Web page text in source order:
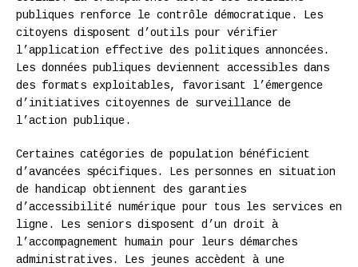
publiques renforce le contrôle démocratique. Les
citoyens disposent d’outils pour vérifier
l’application effective des politiques annoncées.
Les données publiques deviennent accessibles dans
des formats exploitables, favorisant l’émergence
d’initiatives citoyennes de surveillance de
l’action publique.
Certaines catégories de population bénéficient
d’avancées spécifiques. Les personnes en situation
de handicap obtiennent des garanties
d’accessibilité numérique pour tous les services en
ligne. Les seniors disposent d’un droit à
l’accompagnement humain pour leurs démarches
administratives. Les jeunes accèdent à une